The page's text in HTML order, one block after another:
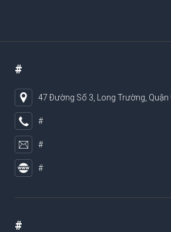
#
47 Đường Số 3, Long Trường, Quận
#
#
#
#